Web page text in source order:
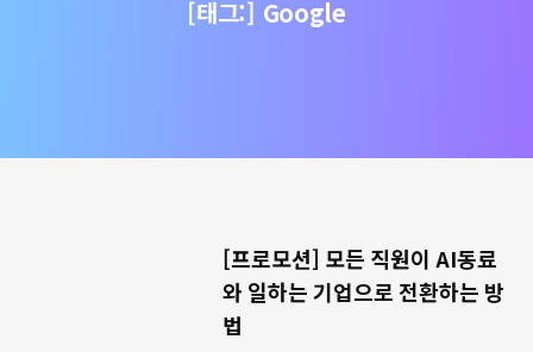
[태그:] Google
[프로모션] 모든 직원이 AI동료
와 일하는 기업으로 전환하는 방
법